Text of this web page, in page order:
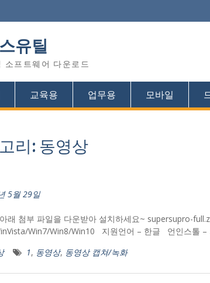
유틸
소프트웨어 다운로드
교육용 업무용 모바일
리: 동영상
5월 29일
래 첨부 파일을 다운받아 설치하세요~ supersupro-
Win7/Win8/Win10 지원언어 – 한글 언인스톨 –
1, 동영상, 동영상 캡쳐/녹화